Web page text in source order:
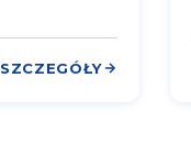
SZCZEGÓŁY